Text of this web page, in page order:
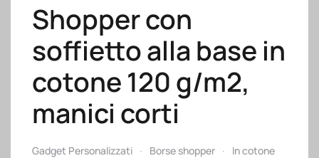
Shopper con
soffietto alla base in
cotone 120 g/m2,
manici corti
Gadget Personalizzati Borse shopper In cotone